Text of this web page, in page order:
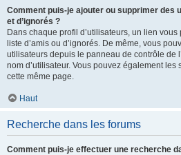
Comment puis-je ajouter ou supprimer des
et d’ignorés ?
Dans chaque profil d’utilisateurs, un lien
liste d’amis ou d’ignorés. De même, vous
utilisateurs depuis le panneau de contrôle de
nom d’utilisateur. Vous pouvez également
cette même page.
Haut
Recherche dans les forums
Comment puis-je effectuer une recherche